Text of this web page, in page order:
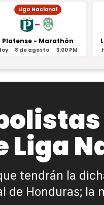
Liga Nacional
-
Platense - Marathón
8 de agosto 3:00 PM
Liga
tendrán la
de Honduras; la